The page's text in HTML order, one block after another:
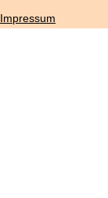
Impressum